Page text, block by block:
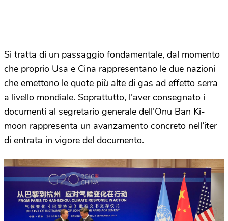
Si tratta di un passaggio fondamentale, dal momento
che proprio Usa e Cina rappresentano le due nazioni
che emettono le quote più alte di gas ad effetto serra
a livello mondiale. Soprattutto, l’aver consegnato i
documenti al segretario generale dell’Onu Ban Ki-
moon rappresenta un avanzamento concreto nell’iter
di entrata in vigore del documento.